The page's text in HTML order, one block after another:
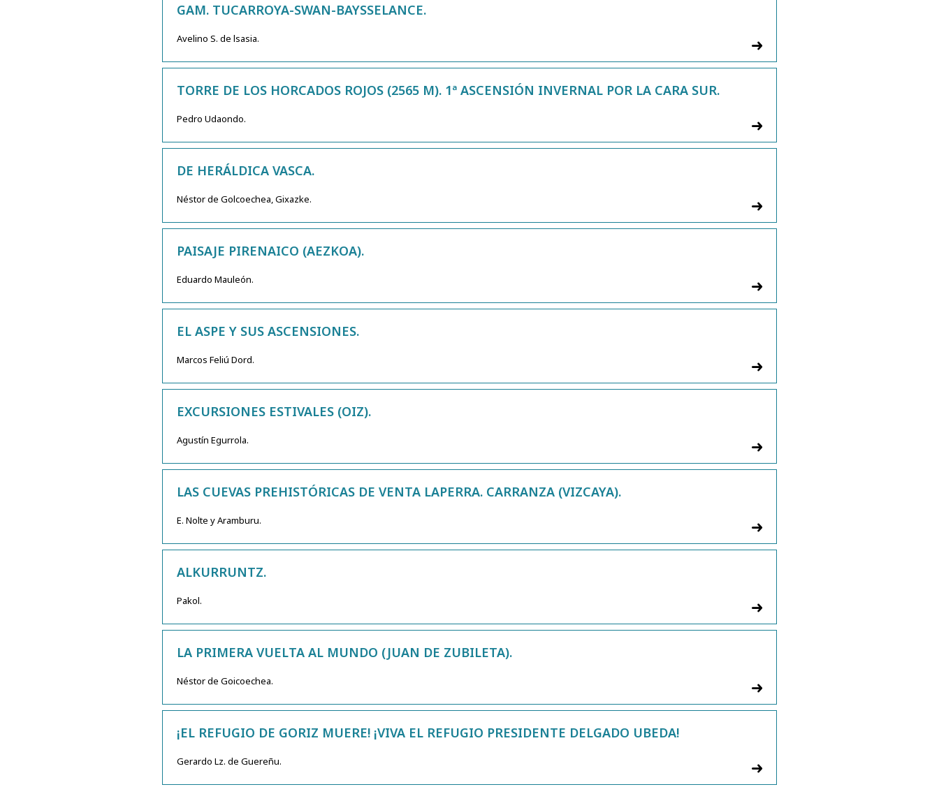
GAM. TUCARROYA-SWAN-BAYSSELANCE.
Avelino S. de lsasia.
TORRE DE LOS HORCADOS ROJOS (2565 M). 1ª ASCENSIÓN INVERNAL POR LA CARA SUR.
Pedro Udaondo.
DE HERÁLDICA VASCA.
Néstor de Golcoechea, Gixazke.
PAISAJE PIRENAICO (AEZKOA).
Eduardo Mauleón.
EL ASPE Y SUS ASCENSIONES.
Marcos Feliú Dord.
EXCURSIONES ESTIVALES (OIZ).
Agustín Egurrola.
LAS CUEVAS PREHISTÓRICAS DE VENTA LAPERRA. CARRANZA (VIZCAYA).
E. Nolte y Aramburu.
ALKURRUNTZ.
Pakol.
LA PRIMERA VUELTA AL MUNDO (JUAN DE ZUBILETA).
Néstor de Goicoechea.
¡EL REFUGIO DE GORIZ MUERE! ¡VIVA EL REFUGIO PRESIDENTE DELGADO UBEDA!
Gerardo Lz. de Guereñu.